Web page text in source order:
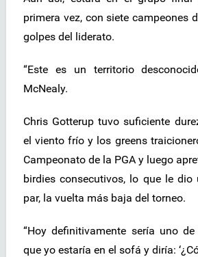
primera vez, con siete campeones
golpes del liderato.
“Este es un territorio
McNealy.
Chris Gotterup tuvo suficiente
el viento frío y los greens
Campeonato de la PGA y luego
birdies consecutivos, lo que le
par, la vuelta más baja del torneo.
“Hoy definitivamente sería uno
que yo estaría en el sofá y diría: